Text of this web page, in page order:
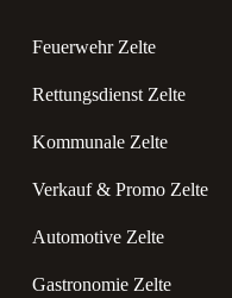
Feuerwehr Zelte
Rettungsdienst Zelte
Kommunale Zelte
Verkauf & Promo Zelte
Automotive Zelte
Gastronomie Zelte